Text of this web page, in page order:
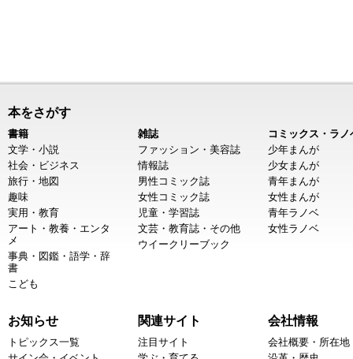
本をさがす
書籍
文学・小説
社会・ビジネス
旅行・地図
趣味
実用・教育
アート・教養・エンタ
メ
事典・図鑑・語学・辞
書
こども
雑誌
ファッション・美容誌
情報誌
男性コミック誌
女性コミック誌
児童・学習誌
文芸・教育誌・その他
ウイークリーブック
コミックス・ラノ
少年まんが
少女まんが
青年まんが
女性まんが
青年ラノベ
女性ラノベ
お知らせ
トピックス一覧
関連サイト
注目サイト
会社情報
会社概要・所在地